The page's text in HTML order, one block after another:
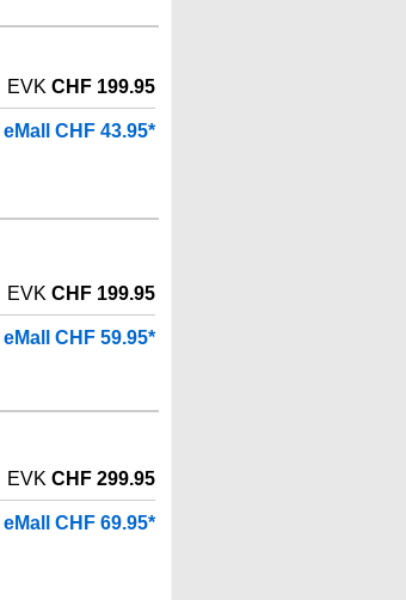
EVK CHF 199.95
eMall CHF 43.95*
EVK CHF 199.95
eMall CHF 59.95*
EVK CHF 299.95
eMall CHF 69.95*